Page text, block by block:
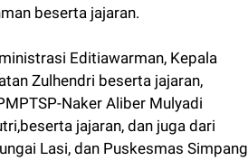
beserta jajaran.
Editiawarman, Kepala
Zulhendri beserta jajaran,
Naker Aliber Mulyadi
jajaran, dan juga dari
Lasi, dan Puskesmas Simpang